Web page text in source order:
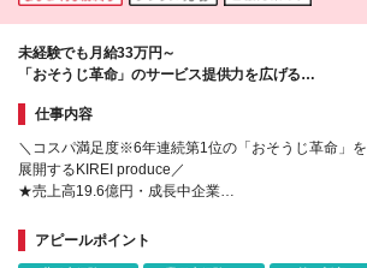
未経験でも月給33万円～
「おそうじ革命」のサービス提供力を広げる
仕事内容
＼コスパ満足度※6年連続第1位の「おそうじ革命」を
展開するKIREI produce／
★売上高19.6億円・成長中企業
★少数精鋭だから裁量が大きい
★業務改善に積極的な社風
アピールポイント